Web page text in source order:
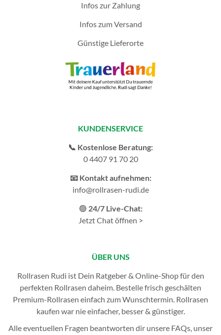
Infos zur Zahlung
Infos zum Versand
Günstige Lieferorte
KUNDENSERVICE
📞 Kostenlose Beratung:
0 4407 91 70 20
📧 Kontakt aufnehmen:
info@rollrasen-rudi.de
🟢 24/7 Live-Chat:
Jetzt Chat öffnen >
ÜBER UNS
Rollrasen Rudi ist Dein Ratgeber & Online-Shop für den
perfekten Rollrasen daheim. Bestelle frisch geschälten
Premium-Rollrasen einfach zum Wunschtermin. Rollrasen
kaufen war nie einfacher, besser & günstiger.
Alle eventuellen Fragen beantworten dir unsere FAQs, unser